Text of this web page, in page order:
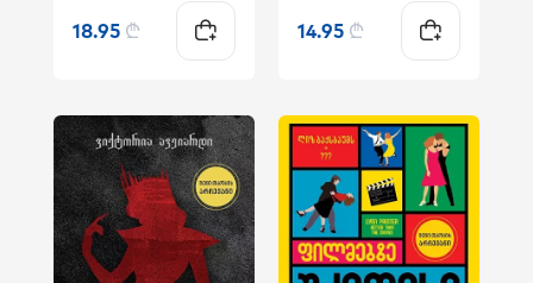
18.95 ₾ 14.95 ₾